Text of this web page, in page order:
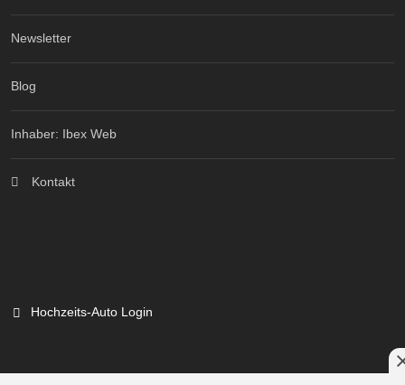
Newsletter
Blog
Inhaber: Ibex Web
Kontakt
Hochzeits-Auto Login